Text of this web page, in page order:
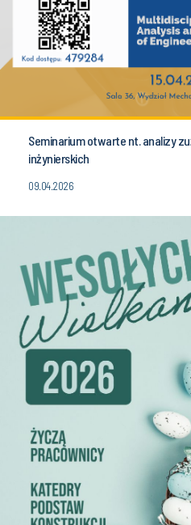
Seminarium otwarte nt. analizy
inżynierskich
09.04.2026